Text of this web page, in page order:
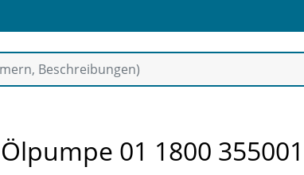
Ölpumpe 01 1800 355001